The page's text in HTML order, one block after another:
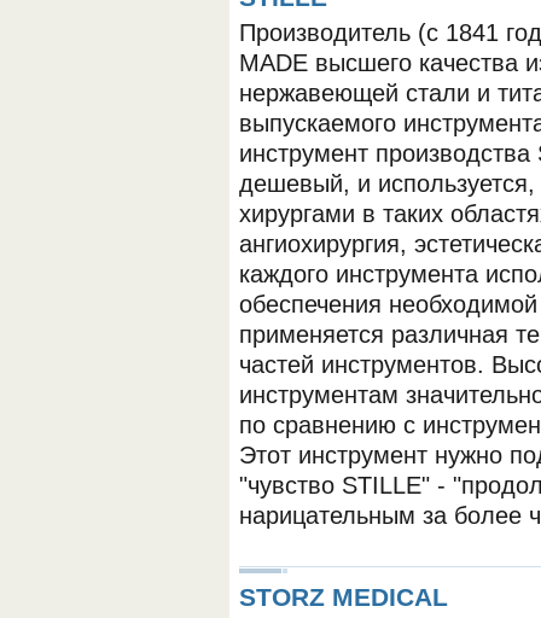
Производитель (с 1841
MADE высшего качества
нержавеющей стали и
выпускаемого
инструмент
дешевый, и
хирургами в таких
ангиохирургия,
каждого инструмента
обеспечения
применяется различная
частей инструментов.
инструментам
по сравнению с
Этот инструмент нужно
"чувство STILLE" -
нарицательным за более
STORZ MEDICAL